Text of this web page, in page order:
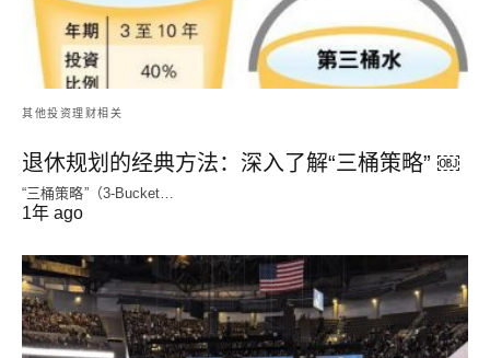
其他投资理财相关
退休规划的经典方法：深入了解“三桶策略” ￼
“三桶策略”（3-Bucket…
1年 ago